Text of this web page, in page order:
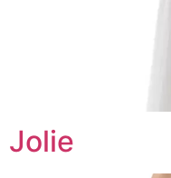
Jolie